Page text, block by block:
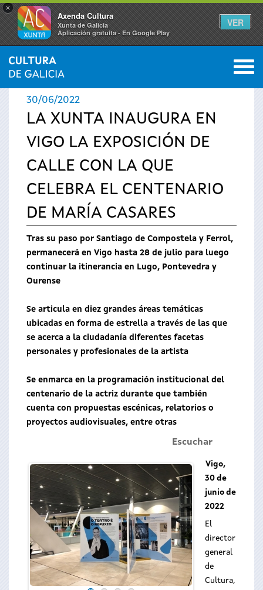
×
Axenda Cultura
Xunta de Galicia
Aplicación gratuíta - En Google Play
VER
Se
encuentra
usted
aquí
INICIO › ACTUALIDAD 0
30/06/2022
LA XUNTA INAUGURA EN
VIGO LA EXPOSICIÓN DE
CALLE CON LA QUE
CELEBRA EL CENTENARIO
DE MARÍA CASARES
Tras su paso por Santiago de Compostela y Ferrol,
permanecerá en Vigo hasta 28 de julio para luego
continuar la itinerancia en Lugo, Pontevedra y
Ourense
Se articula en diez grandes áreas temáticas
ubicadas en forma de estrella a través de las que
se acerca a la ciudadanía diferentes facetas
personales y profesionales de la artista
Se enmarca en la programación institucional del
centenario de la actriz durante que también
cuenta con propuestas escénicas, relatorios o
proyectos audiovisuales, entre otras
Escuchar
Vigo,
30 de
junio de
2022
El
director
general
de
Cultura,